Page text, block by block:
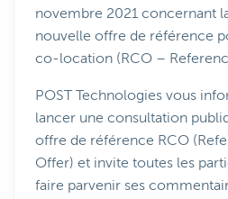
novembre 2021 concernant
nouvelle offre de référence
co-location (RCO –
POST Technologies vous
lancer une consultation
offre de référence RCO
Offer) et invite toutes les
faire parvenir ses